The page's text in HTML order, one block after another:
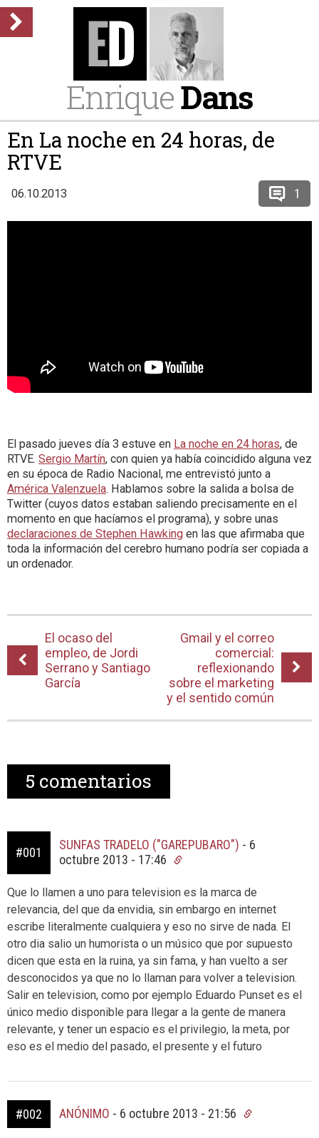
EnriqueDans
En La noche en 24 horas, de
RTVE
06.10.2013 1
El pasado jueves día 3 estuve en La noche en 24 horas, de
RTVE. Sergio Martín, con quien ya había coincidido alguna vez
en su época de Radio Nacional, me entrevistó junto a
América Valenzuela. Hablamos sobre la salida a bolsa de
Twitter (cuyos datos estaban saliendo precisamente en el
momento en que hacíamos el programa), y sobre unas
declaraciones de Stephen Hawking en las que afirmaba que
toda la información del cerebro humano podría ser copiada a
un ordenador.
El ocaso del
empleo, de Jordi
Serrano y Santiago
García
Gmail y el correo
comercial:
reflexionando
sobre el marketing
y el sentido común
5 comentarios
#001
SUNFAS TRADELO ("GAREPUBARO") - 6
octubre 2013 - 17:46
Que lo llamen a uno para television es la marca de
relevancia, del que da envidia, sin embargo en internet
escribe literalmente cualquiera y eso no sirve de nada. El
otro dia salio un humorista o un músico que por supuesto
dicen que esta en la ruina, ya sin fama, y han vuelto a ser
desconocidos ya que no lo llaman para volver a television.
Salir en television, como por ejemplo Eduardo Punset es el
único medio disponible para llegar a la gente de manera
relevante, y tener un espacio es el privilegio, la meta, por
eso es el medio del pasado, el presente y el futuro
#002 ANÓNIMO - 6 octubre 2013 - 21:56